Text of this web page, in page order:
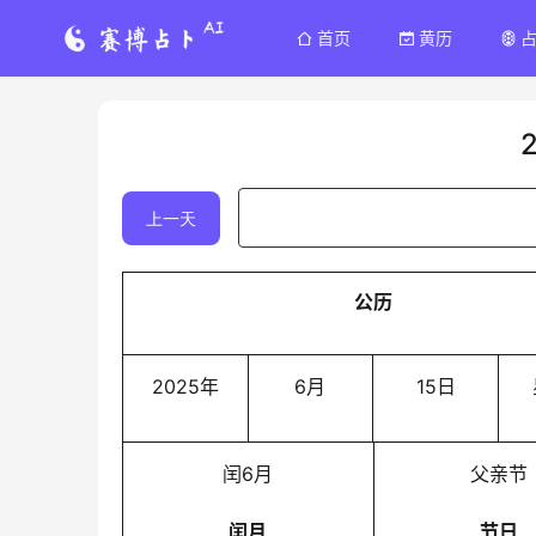
首页 黄历
上一天
公历
2025年 6月 15日
闰6月
闰月
父亲节
节日